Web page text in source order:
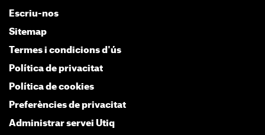
Escriu-nos
Sitemap
Termes i condicions d'ús
Política de privacitat
Política de cookies
Preferències de privacitat
Administrar servei Utiq